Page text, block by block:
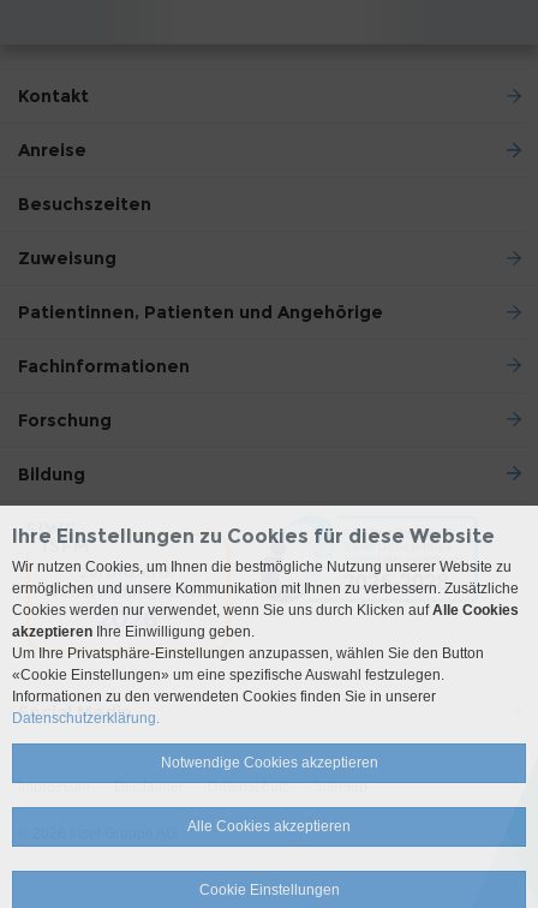
Kontakt
Anreise
Besuchszeiten
Zuweisung
Patientinnen, Patienten und Angehörige
Fachinformationen
Forschung
Bildung
Social Media
Impressum Disclaimer Datenschutz Sitemap
Ihre Einstellungen zu Cookies für diese Website
Wir nutzen Cookies, um Ihnen die bestmögliche Nutzung unserer Website zu
ermöglichen und unsere Kommunikation mit Ihnen zu verbessern. Zusätzliche
Cookies werden nur verwendet, wenn Sie uns durch Klicken aufAlle Cookies
akzeptieren Ihre Einwilligung geben.
Um Ihre Privatsphäre-Einstellungen anzupassen, wählen Sie den Button
«Cookie Einstellungen» um eine spezifische Auswahl festzulegen.
Informationen zu den verwendeten Cookies finden Sie in unserer
Datenschutzerklärung.
Notwendige Cookies akzeptieren
Alle Cookies akzeptieren
Cookie Einstellungen